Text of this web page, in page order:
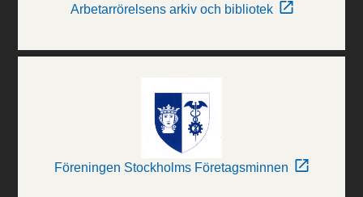
Arbetarrörelsens arkiv och bibliotek
Föreningen Stockholms Företagsminnen